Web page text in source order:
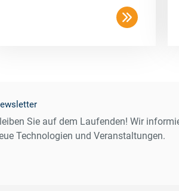
Sie auf dem Laufenden! Wir
Technologien und Veranstaltungen.